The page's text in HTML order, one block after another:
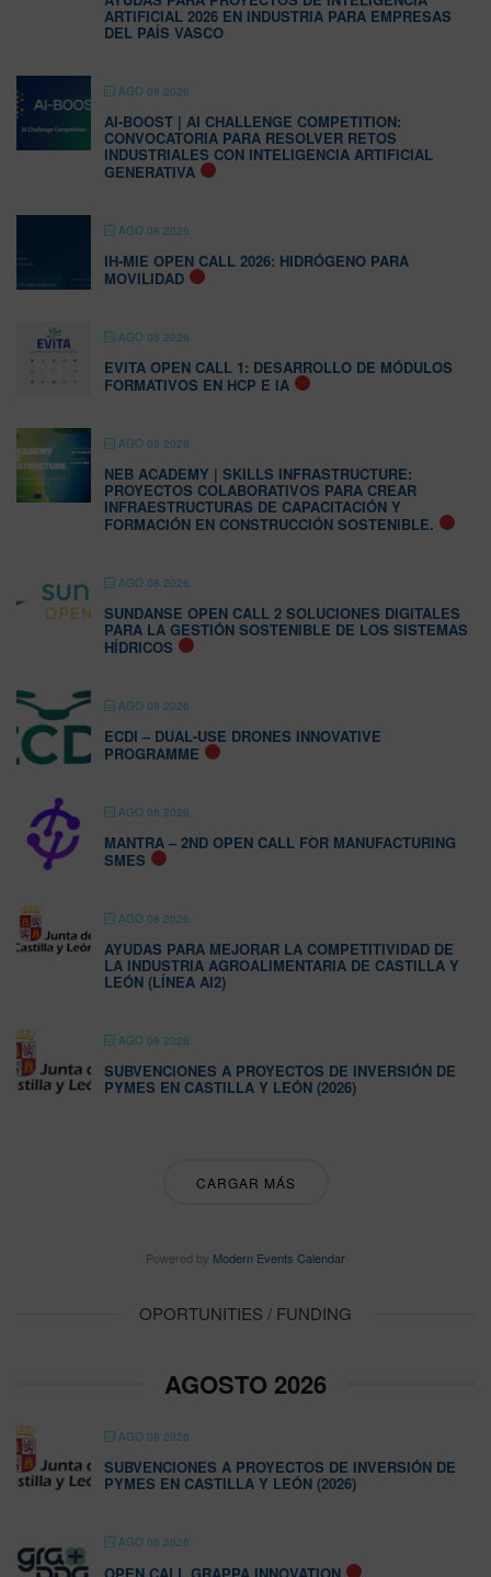
ARTIFICIAL 2026 EN INDUSTRIA PARA EMPRESAS
DEL PAÍS VASCO
AGO 08 2026
AI-BOOST | AI CHALLENGE COMPETITION:
CONVOCATORIA PARA RESOLVER RETOS
INDUSTRIALES CON INTELIGENCIA ARTIFICIAL
GENERATIVA
AGO 08 2026
IH-MIE OPEN CALL 2026: HIDRÓGENO PARA
MOVILIDAD
AGO 08 2026
EVITA OPEN CALL 1: DESARROLLO DE MÓDULOS
FORMATIVOS EN HCP E IA
AGO 08 2026
NEB ACADEMY | SKILLS INFRASTRUCTURE:
PROYECTOS COLABORATIVOS PARA CREAR
INFRAESTRUCTURAS DE CAPACITACIÓN Y
FORMACIÓN EN CONSTRUCCIÓN SOSTENIBLE.
AGO 08 2026
SUNDANSE OPEN CALL 2 SOLUCIONES DIGITALES
PARA LA GESTIÓN SOSTENIBLE DE LOS SISTEMAS
HÍDRICOS
AGO 08 2026
ECDI – DUAL-USE DRONES INNOVATIVE
PROGRAMME
AGO 08 2026
MANTRA – 2ND OPEN CALL FOR MANUFACTURING
SMES
AGO 08 2026
AYUDAS PARA MEJORAR LA COMPETITIVIDAD DE
LA INDUSTRIA AGROALIMENTARIA DE CASTILLA Y
LEÓN (LÍNEA AI2)
AGO 09 2026
SUBVENCIONES A PROYECTOS DE INVERSIÓN DE
PYMES EN CASTILLA Y LEÓN (2026)
CARGAR MÁS
Powered by Modern Events Calendar
OPORTUNITIES / FUNDING
AGOSTO 2026
AGO 08 2026
SUBVENCIONES A PROYECTOS DE INVERSIÓN DE
PYMES EN CASTILLA Y LEÓN (2026)
AGO 08 2026